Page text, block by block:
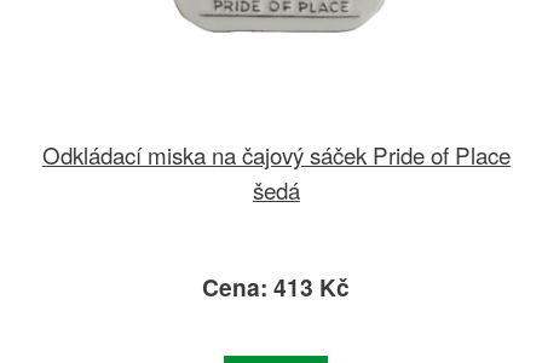
Odkládací miska na čajový sáček Pride of Place
šedá
Cena: 413 Kč